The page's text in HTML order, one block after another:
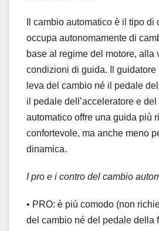
Il cambio automatico è il tipo di
occupa autonomamente di
base al regime del motore, alla
condizioni di guida. Il guidatore
leva del cambio né il pedale
il pedale dell’acceleratore e
automatico offre una guida più
confortevole, ma anche meno
dinamica.
I pro e i contro del cambio
• PRO: è più comodo (non
del cambio né del pedale della